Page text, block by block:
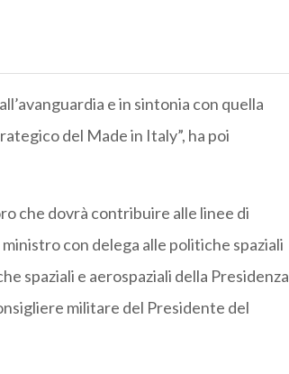
e in sintonia con quella
del Made in Italy”, ha poi
che dovrà contribuire alle linee di
con delega alle politiche spaziali
spaziali e aerospaziali della Presidenza
militare del Presidente del